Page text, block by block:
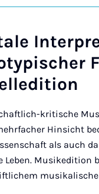
kritische
Hinsicht
als auch
Leben. Musikedition